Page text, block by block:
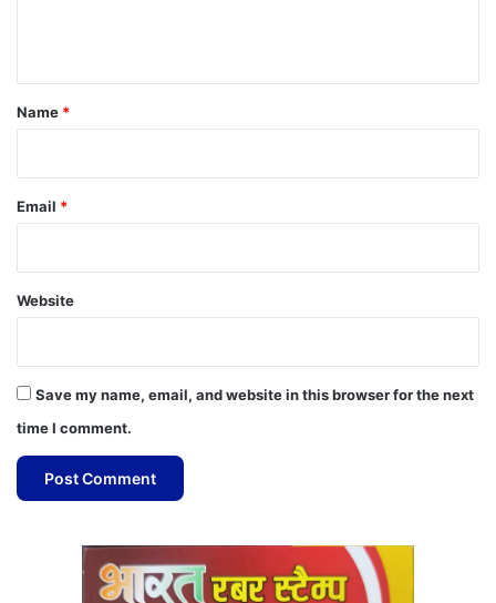
*
Name *
Email *
Website
Save my name, email, and website in this browser for the next
time I comment.